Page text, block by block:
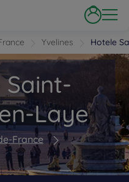
Yvelines Hotele
Laye
France